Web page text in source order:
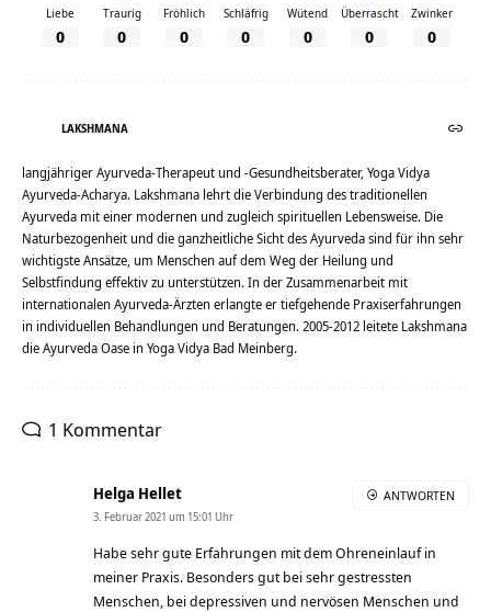
Liebe
0
Traurig
0
Fröhlich
0
Schläfrig
0
Wütend
0
Überrascht
0
Zwinker
0
LAKSHMANA
langjähriger Ayurveda-Therapeut und -Gesundheitsberater, Yoga Vidya
Ayurveda-Acharya. Lakshmana lehrt die Verbindung des traditionellen
Ayurveda mit einer modernen und zugleich spirituellen Lebensweise. Die
Naturbezogenheit und die ganzheitliche Sicht des Ayurveda sind für ihn sehr
wichtigste Ansätze, um Menschen auf dem Weg der Heilung und
Selbstfindung effektiv zu unterstützen. In der Zusammenarbeit mit
internationalen Ayurveda-Ärzten erlangte er tiefgehende Praxiserfahrungen
in individuellen Behandlungen und Beratungen. 2005-2012 leitete Lakshmana
die Ayurveda Oase in Yoga Vidya Bad Meinberg.
1 Kommentar
Helga Hellet
3. Februar 2021 um 15:01 Uhr
Habe sehr gute Erfahrungen mit dem Ohreneinlauf in
meiner Praxis. Besonders gut bei sehr gestressten
Menschen, bei depressiven und nervösen Menschen und
ANTWORTEN